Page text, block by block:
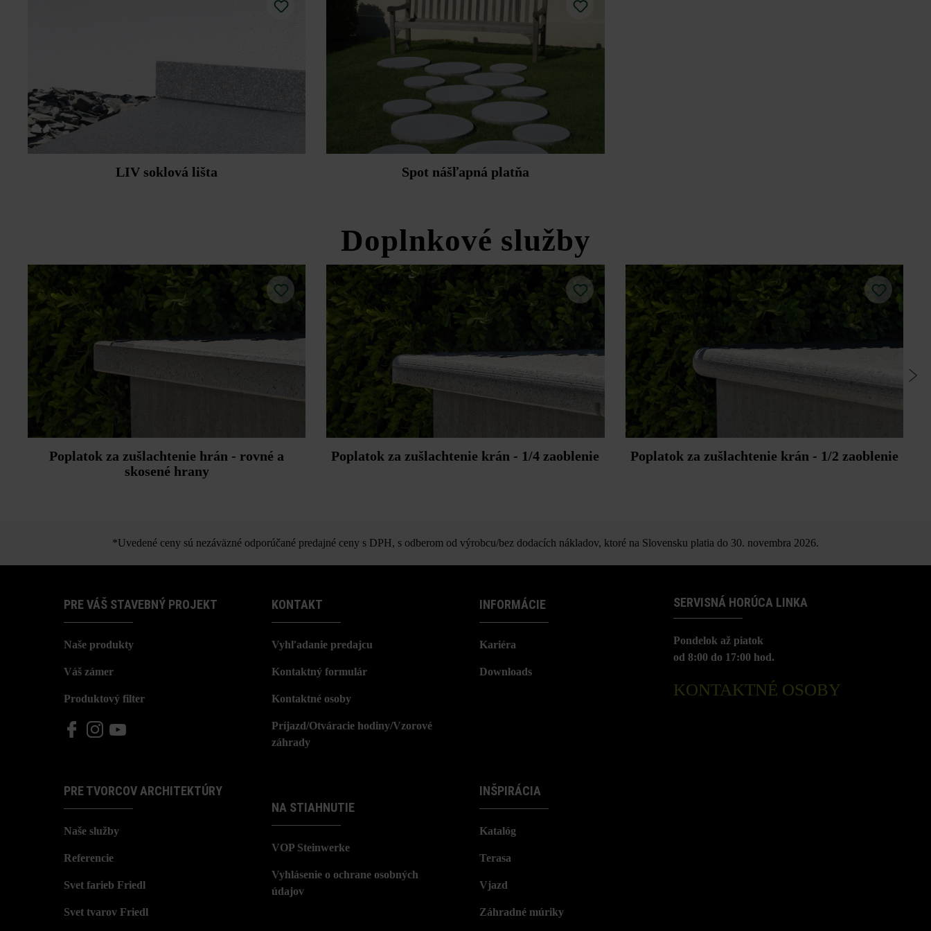
LIV soklová lišta Spot nášľapná platňa
Doplnkové služby
Poplatok za zušlachtenie hrán - rovné a
skosené hrany
Poplatok za zušlachtenie krán - 1/4 zaoblenie Poplatok za zušlachtenie krán - 1/2 zaoblenie
*Uvedené ceny sú nezáväzné odporúčané predajné ceny s DPH, s odberom od výrobcu/bez dodacích nákladov, ktoré na Slovensku platia do 30. novembra 2026.
PRE VÁŠ STAVEBNÝ PROJEKT
Naše produkty
Váš zámer
Produktový filter
PRE TVORCOV ARCHITEKTÚRY
Naše služby
Referencie
Svet farieb Friedl
Svet tvarov Friedl
KONTAKT
Vyhľadanie predajcu
Kontaktný formulár
Kontaktné osoby
Príjazd/Otváracie hodiny/Vzorové
záhrady
NA STIAHNUTIE
VOP Steinwerke
Vyhlásenie o ochrane osobných
údajov
INFORMÁCIE
Kariéra
Downloads
INŠPIRÁCIA
Katalóg
Terasa
Vjazd
Záhradné múriky
SERVISNÁ HORÚCA LINKA
Pondelok až piatok
od 8:00 do 17:00 hod.
KONTAKTNÉ OSOBY